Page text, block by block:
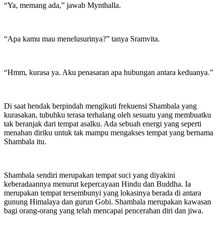
“Ya, memang ada,” jawab Mynthalla.
“Apa kamu mau menelusurinya?” tanya Sramvita.
“Hmm, kurasa ya. Aku penasaran apa hubungan antara keduanya.”
Di saat hendak berpindah mengikuti frekuensi Shambala yang
kurasakan, tubuhku terasa terhalang oleh sesuatu yang membuatku
tak beranjak dari tempat asalku. Ada sebuah energi yang seperti
menahan diriku untuk tak mampu mengakses tempat yang bernama
Shambala itu.
Shambala sendiri merupakan tempat suci yang diyakini
keberadaannya menurut kepercayaan Hindu dan Buddha. Ia
merupakan tempat tersembunyi yang lokasinya berada di antara
gunung Himalaya dan gurun Gobi. Shambala merupakan kawasan
bagi orang-orang yang telah mencapai pencerahan diri dan jiwa.